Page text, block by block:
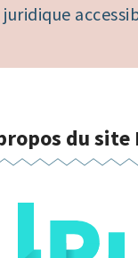
juridique
du site